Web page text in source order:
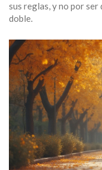
sus reglas, y no por
doble.